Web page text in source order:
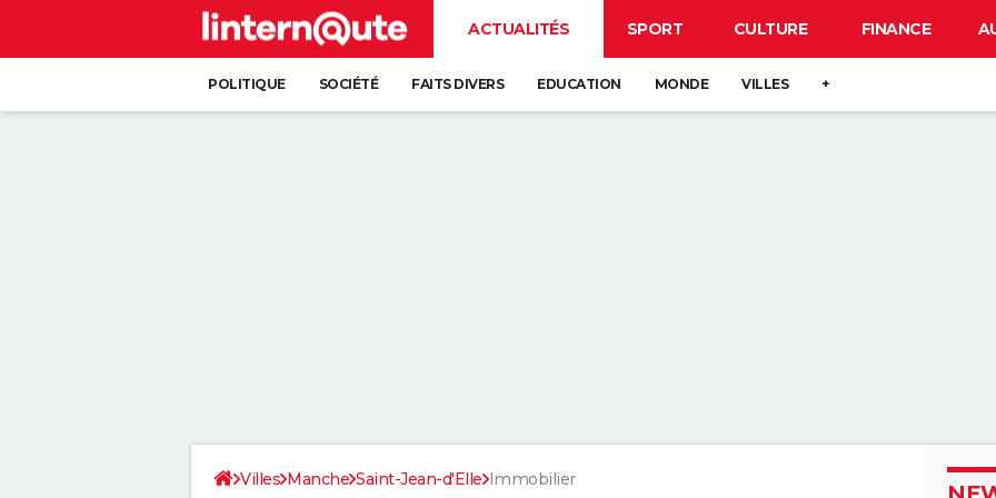
ACTUALITÉS SPORT CULTURE FINANCE
POLITIQUE SOCIÉTÉ FAITS DIVERS EDUCATION MONDE VILLES +
Villes Manche Saint-Jean-d'Elle Immobilier